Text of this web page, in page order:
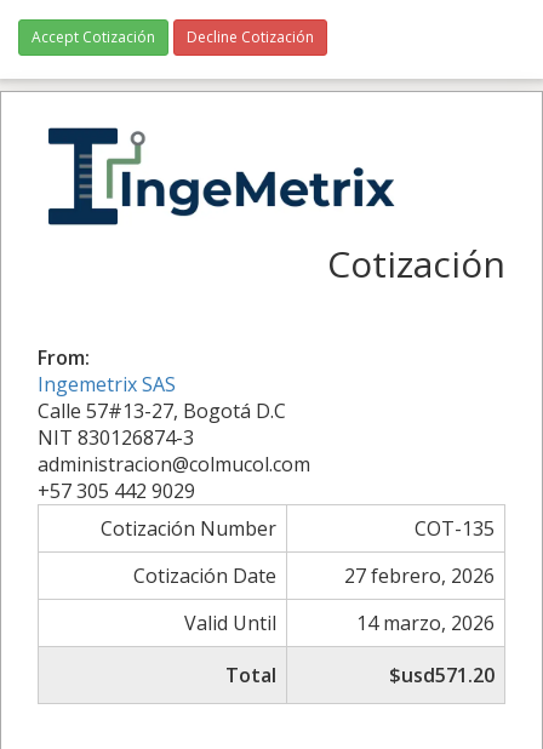
Accept Cotización Decline Cotización
Cotización
From:
Ingemetrix SAS
Calle 57#13-27, Bogotá D.C
NIT 830126874-3
administracion@colmucol.com
+57 305 442 9029
Cotización Number
COT-135
Cotización Date
27 febrero, 2026
Valid Until
14 marzo, 2026
Total
$usd571.20